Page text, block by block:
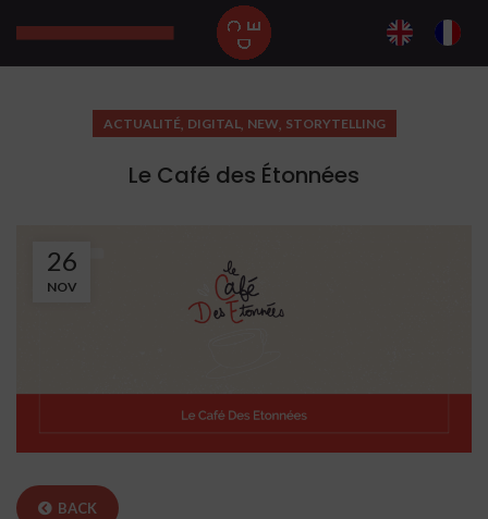
ACTUALITÉ, DIGITAL, NEW, STORYTELLING
Le Café des Étonnées
26
NOV
BACK